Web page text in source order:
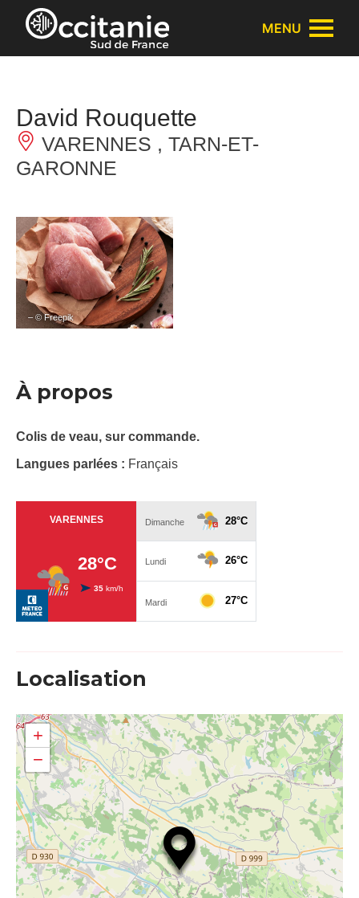
Panneau de gestion des cookies
MENU
David Rouquette
VARENNES , TARN-ET-
GARONNE
– © Freepik
À propos
Colis de veau, sur commande.
Langues parlées : Français
Localisation
+
−